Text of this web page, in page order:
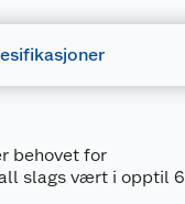
behovet for
slags vært i opptil 6